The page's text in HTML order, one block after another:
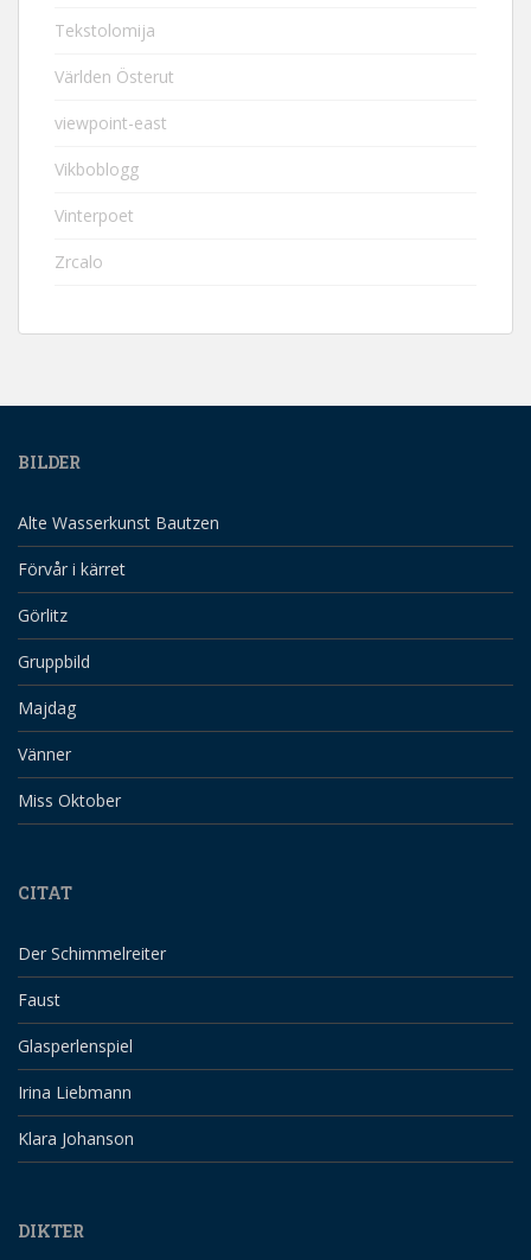
Tekstolomija
Världen Österut
viewpoint-east
Vikboblogg
Vinterpoet
Zrcalo
BILDER
Alte Wasserkunst Bautzen
Förvår i kärret
Görlitz
Gruppbild
Majdag
Vänner
Miss Oktober
CITAT
Der Schimmelreiter
Faust
Glasperlenspiel
Irina Liebmann
Klara Johanson
DIKTER